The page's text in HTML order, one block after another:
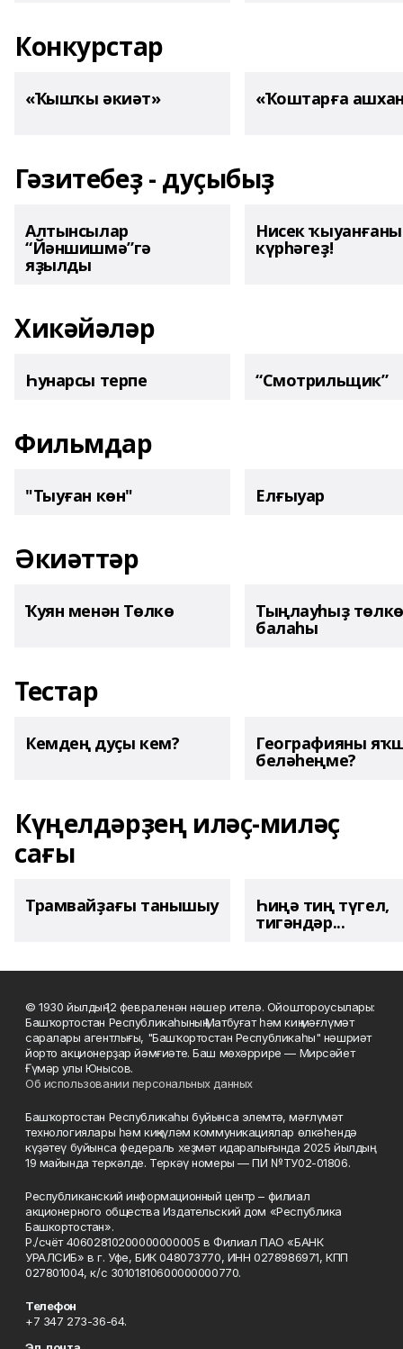
Конкурстар
«Ҡышҡы әкиәт» «Ҡоштарға
Гәзитебеҙ - дуҫыбыҙ
Алтынсылар
“Йәншишмә”гә
яҙылды
Нисек
күрһәгеҙ!
Хикәйәләр
Һунарсы терпе “Смотрильщик”
Фильмдар
"Тыуған көн" Елғыуар
Әкиәттәр
Ҡуян менән Төлкө Тыңлауһыҙ төлкө
балаһы
Тестар
Кемдең дуҫы кем? Географияны
беләһеңме?
Күңелдәрҙең иләҫ-миләҫ
сағы
Трамвайҙағы танышыу Һиңә тиң түгел,
тигәндәр...
© 1930 йылдың 12 февраленән нәшер ителә. Ойоштороусылары:
Башҡортостан Республикаһының Матбуғат һәм киң мәғлүмәт
саралары агентлығы, "Башҡортостан Республикаһы" нәшриәт
йорто акционерҙар йәмғиәте. Баш мөхәррире — Мирсәйет
Ғүмәр улы Юнысов.
Об использовании персональных данных
Башҡортостан Республикаһы буйынса элемтә, мәғлүмәт
технологиялары һәм киңкүләм коммуникациялар өлкәһендә
күҙәтеү буйынса федераль хеҙмәт идаралығында 2025 йылдың
19 майында теркәлде. Теркәү номеры — ПИ №ТУ02-01806.
Республиканский информационный центр – филиал
акционерного общества Издательский дом «Республика
Башкортостан».
Р./счёт 40602810200000000005 в Филиал ПАО «БАНК
УРАЛСИБ» в г. Уфе, БИК 048073770, ИНН 0278986971, КПП
027801004, к/с 30101810600000000770.
Телефон
+7 347 273-36-64.